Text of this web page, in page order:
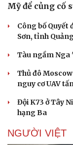
Mỹ để củng cố
Công bố Quyết
Sơn, tỉnh
Tàu ngầm Nga
Thủ đô
nguy cơ UAV
Đội K73 ở Tây
hạng Ba
NGƯỜI VIỆT